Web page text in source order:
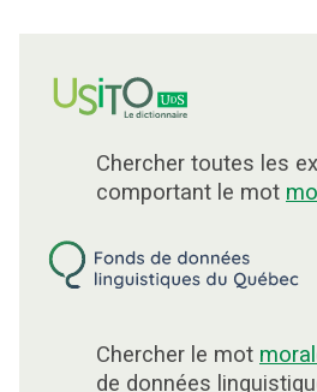
Chercher toutes les
comportant le mot
Chercher le mot
de données